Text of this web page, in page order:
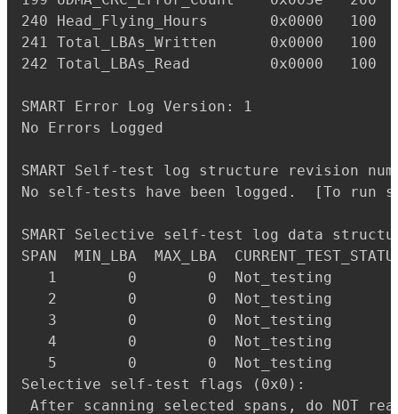
240 Head_Flying_Hours       0x0000
241 Total_LBAs_Written      0x0000
242 Total_LBAs_Read         0x0000
SMART Error Log Version: 1
No Errors Logged
SMART Self-test log structure revision
No self-tests have been logged.  [To
SMART Selective self-test log data
SPAN  MIN_LBA  MAX_LBA
   1        0        0  Not_testing
   2        0        0  Not_testing
   3        0        0  Not_testing
   4        0        0  Not_testing
   5        0        0  Not_testing
Selective self-test flags (0x0):
After scanning selected spans, do NOT